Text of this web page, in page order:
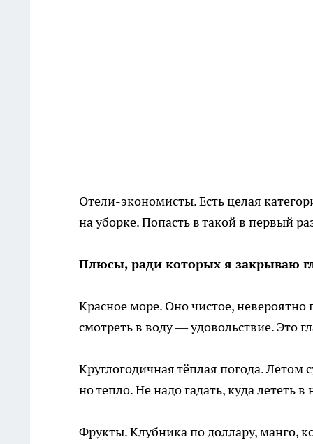
Отели-экономисты. Есть целая
на уборке. Попасть в такой в первый
Плюсы, ради которых я закрываю
Красное море. Оно чистое,
смотреть в воду — удовольствие. Это
Круглогодичная тёплая погода. Летом
но тепло. Не надо гадать, куда лететь в
Фрукты. Клубника по доллару, манго,